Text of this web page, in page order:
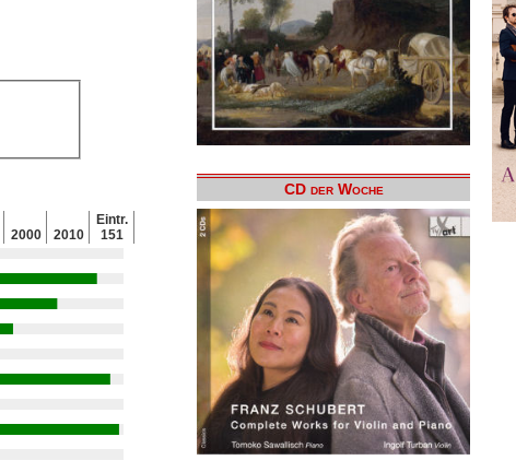
2000 2010
Eintr.
151
CD der Woche